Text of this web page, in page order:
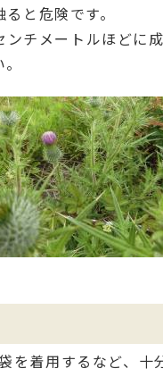
と危険です。
チメートルほどに
着用するなど、十